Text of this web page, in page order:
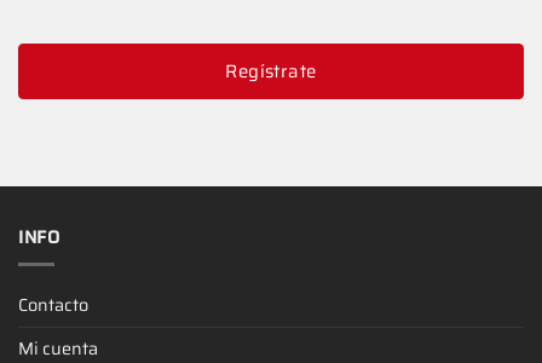
Regístrate
INFO
Contacto
Mi cuenta